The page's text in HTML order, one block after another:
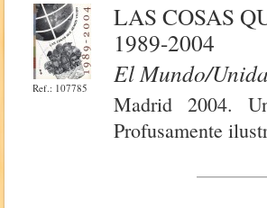
Ref.: 107785
LAS COSAS
1989-2004
El Mundo/
Madrid 2004.
Profusamente